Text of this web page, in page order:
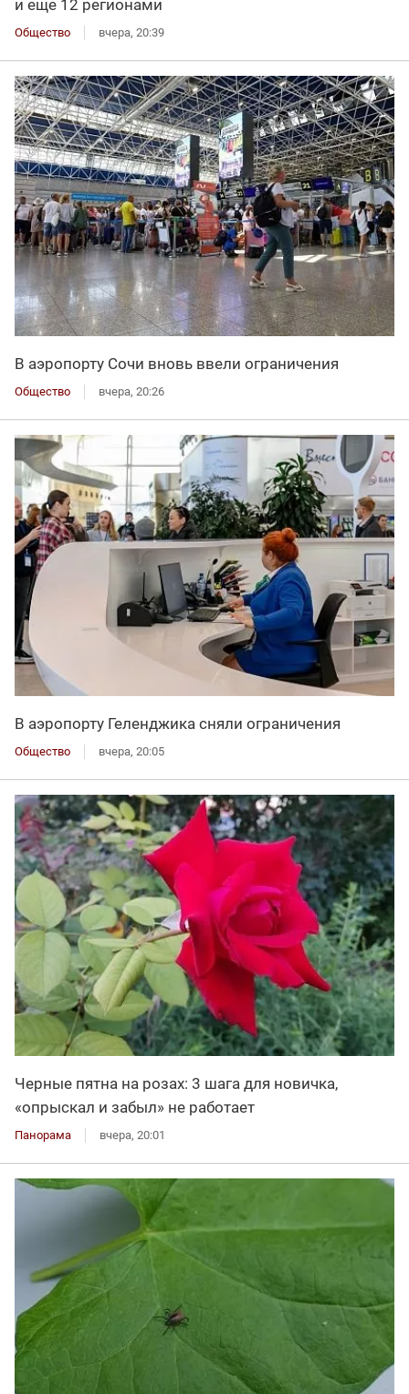
и еще 12 регионами
Общество вчера, 20:39
В аэропорту Сочи вновь ввели ограничения
Общество вчера, 20:26
В аэропорту Геленджика сняли ограничения
Общество вчера, 20:05
Черные пятна на розах: 3 шага для новичка,
«опрыскал и забыл» не работает
Панорама вчера, 20:01